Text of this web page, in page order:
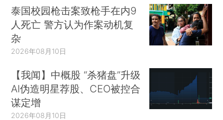
泰国校园枪击案致枪手在内9
人死亡 警方认为作案动机复
杂
2026年08月10日
【我闻】中概股 “杀猪盘”升级
AI伪造明星荐股、CEO被控合
谋定增
2026年08月10日